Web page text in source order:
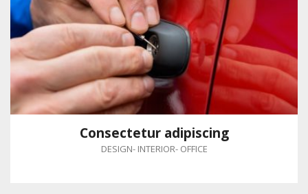
Consectetur adipiscing
DESIGN- INTERIOR- OFFICE